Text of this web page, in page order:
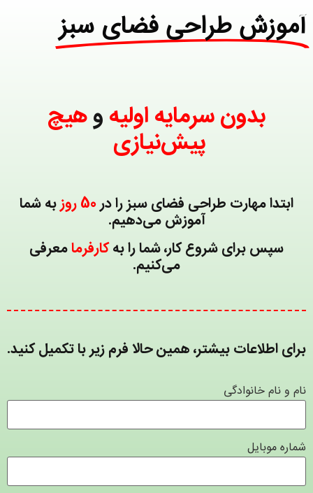
آموزش طراحی فضای سبز
بدون سرمایه اولیهوهیچ
پیش‌نیازی
ابتدا مهارت طراحی فضای سبز را در50 روز به شما
آموزش می‌دهیم.
سپس برای شروع کار، شما را بهکارفرمامعرفی
می‌کنیم.
برای اطلاعات بیشتر، همین حالا فرم زیر با تکمیل کنید.
نام و نام خانوادگی
شماره موبایل